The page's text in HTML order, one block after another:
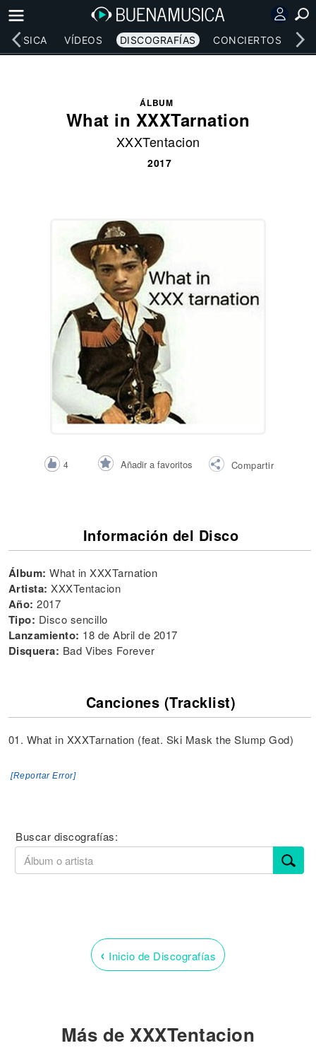
MÚSICA VÍDEOS DISCOGRAFÍAS CONCIERTOS
ÁLBUM
What in XXXTarnation
XXXTentacion
2017
4 Añadir a favoritos Compartir
Información del Disco
Álbum: What in XXXTarnation
Artista: XXXTentacion
Año: 2017
Tipo: Disco sencillo
Lanzamiento: 18 de Abril de 2017
Disquera: Bad Vibes Forever
Canciones (Tracklist)
01. What in XXXTarnation (feat. Ski Mask the Slump God)
[Reportar Error]
Buscar discografías:
‹ Inicio de Discografías
Más de XXXTentacion